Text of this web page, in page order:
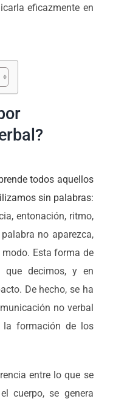
eficazmente en
todos aquellos
sin palabras:
entonación, ritmo,
no aparezca,
Esta forma de
que decimos, y en
De hecho, se ha
no verbal
formación de los
entre lo que se
cuerpo, se genera